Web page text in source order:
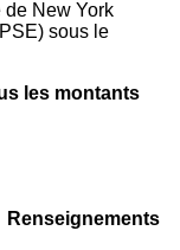
de New York
sous le
les montants
Renseignements